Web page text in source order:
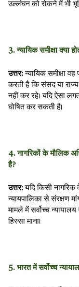
उल्लंघन को रोकने में भी
3. न्यायिक समीक्षा क्या
उत्तर:न्यायिक समीक्षा
करती है कि संसद या राज्य
नहीं कर रहे। यदि ऐसा
घोषित कर सकती है।
4. नागरिकों के मौलिक
है?
उत्तर:यदि किसी
न्यायपालिका से संरक्षण
मामले में सर्वोच्च
हिस्सा माना।
5. भारत में सर्वोच्च